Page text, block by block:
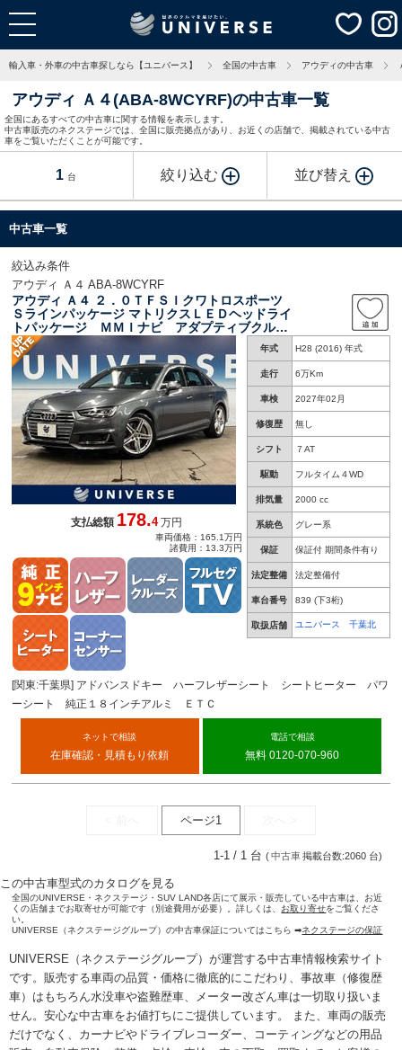
輸入車・外車の中古車探しなら【ユニバース】 全国の中古車 アウディの中古車
アウディ Ａ４(ABA-8WCYRF)の中古車一覧
全国にあるすべての中古車に関する情報を表示します。
中古車販売のネクステージでは、全国に販売拠点があり、お近くの店舗で、掲載されている中古
車をご覧いただくことが可能です。
1 台 絞り込む 並び替え
中古車一覧
絞込み条件
アウディ Ａ４ ABA-8WCYRF
アウディ Ａ４ ２．０ＴＦＳＩクワトロスポーツ
Ｓラインパッケージ マトリクスＬＥＤヘッドライ
トパッケージ ＭＭＩナビ アダプティブクルー
ズコントロール リアビューカメラ アドバンス
ドキー ハーフレザーシート シートヒーター
パワーシート 純正１８インチアルミ ＥＴＣ
年式 H28 (2016) 年式
走行 6万Km
車検 2027年02月
修復歴 無し
シフト ７AT
駆動 フルタイム４WD
排気量 2000 cc
系統色 グレー系
保証 保証付 期間条件有り
法定整備 法定整備付
車台番号 839 (下3桁)
取扱店舗 ユニバース 千葉北
支払総額178.4 万円
車両価格：165.1万円
諸費用：13.3万円
[関東:千葉県] アドバンスドキー ハーフレザーシート シートヒーター パワ
ーシート 純正１８インチアルミ ＥＴＣ
ネットで相談
在庫確認・見積もり依頼
電話で相談
無料 0120-070-960
ページ1
1-1 / 1 台 (中古車掲載台数:2060 台)
この中古車型式のカタログを見る
全国のUNIVERSE・ネクステージ・SUV LAND各店にて展示・販売している中古車は、お近
くの店舗までお取寄せが可能です（別途費用が必要）。詳しくは、 お取り寄せをご覧くださ
い。
UNIVERSE（ネクステージグループ）の中古車保証についてはこちら ➡ネクステージの保証
UNIVERSE（ネクステージグループ）が運営する中古車情報検索サイト
です。販売する車両の品質・価格に徹底的にこだわり、事故車（修復歴
車）はもちろん水没車や盗難歴車、メーター改ざん車は一切取り扱いま
せん。安心な中古車をお値打ちにご提供しています。 また、車両の販売
だけでなく、カーナビやドライブレコーダー、コーティングなどの用品